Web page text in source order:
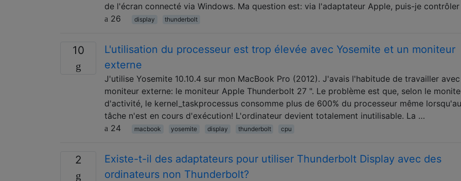
de l'écran connecté via Windows. Ma question est: via l'adaptateur Apple, puis-je
26
display thunderbolt
10
L'utilisation du processeur est trop élevée avec Yosemite et un moniteur
externe
J'utilise Yosemite 10.10.4 sur mon MacBook Pro (2012). J'avais l'habitude de travailler
moniteur externe: le moniteur Apple Thunderbolt 27 ". Le problème est que, selon le
d'activité, le kernel_taskprocessus consomme plus de 600% du processeur même
tâche n'est en cours d'exécution! L'ordinateur devient totalement inutilisable. La …
24
macbook yosemite display thunderbolt cpu
2
Existe-t-il des adaptateurs pour utiliser Thunderbolt Display avec des
ordinateurs non Thunderbolt?